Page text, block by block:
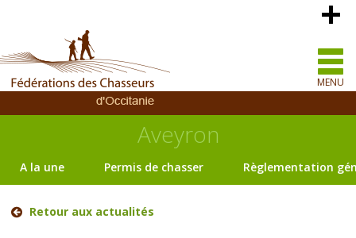
MENU
Aveyron
A la une Permis de chasser Règlementation
Retour aux actualités